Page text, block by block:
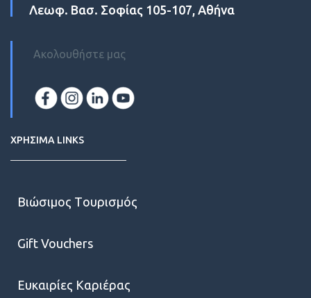
Λεωφ. Βασ. Σοφίας 105-107, Αθήνα
Ακολουθήστε μας
ΧΡΗΣΙΜΑ LINKS
Βιώσιμος Tουρισμός
Gift Vouchers
Ευκαιρίες Kαριέρας